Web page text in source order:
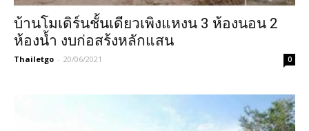
บ้านโมเดิร์นชั้นเดียวเพิงแหงน 3 ห้องนอน 2
ห้องน้ำ งบก่อสร้งหลักแสน
Thailetgo - 20/06/2021 0